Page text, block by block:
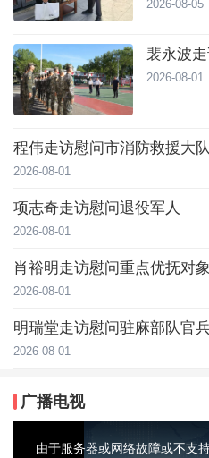
2026-08-05
裴永波
2026-08-01
程伟走访慰问市消防救援大
2026-08-01
项志奇走访慰问退役军人
2026-08-01
肖裕明走访慰问重点优抚对象
2026-08-01
明瑞堂走访慰问驻麻部队官
2026-08-01
广播电视
modal由于服务器或网络故障或不支